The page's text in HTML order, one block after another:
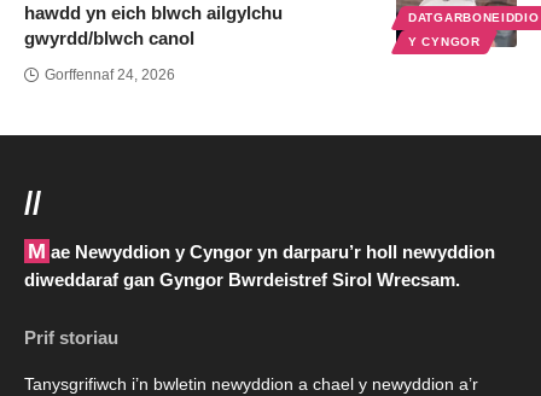
Y CYNGOR
hawdd yn eich blwch ailgylchu
gwyrdd/blwch canol
Gorffennaf 24, 2026
//
Mae Newyddion y Cyngor yn darparu’r holl newyddion
diweddaraf gan Gyngor Bwrdeistref Sirol Wrecsam.
Prif storiau
Tanysgrifiwch i’n bwletin newyddion a chael y newyddion a’r